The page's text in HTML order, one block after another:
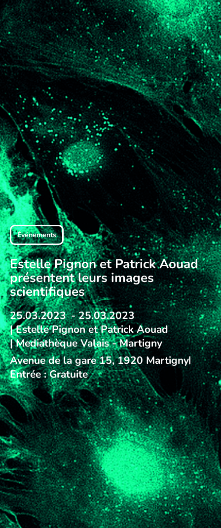
Événements
Estelle Pignon et Patrick Aouad
présentent leurs images
scientifiques
25.03.2023 - 25.03.2023
| Estelle Pignon et Patrick Aouad
| Mediathèque Valais - Martigny
Avenue de la gare 15, 1920 Martigny
Entrée : Gratuite